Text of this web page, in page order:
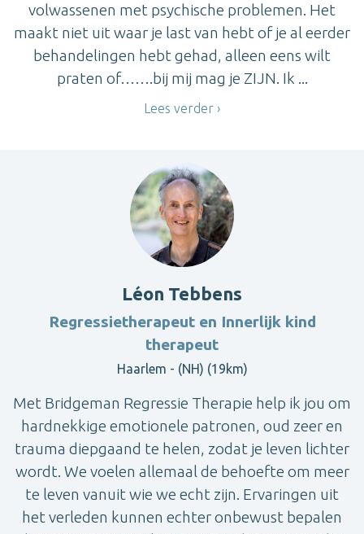
volwassenen met psychische problemen. Het
maakt niet uit waar je last van hebt of je al eerder
behandelingen hebt gehad, alleen eens wilt
praten of…….bij mij mag je ZIJN. Ik ...
Lees verder
Léon Tebbens
Regressietherapeut en Innerlijk kind
therapeut
Haarlem - (NH) (19km)
Met Bridgeman Regressie Therapie help ik jou om
hardnekkige emotionele patronen, oud zeer en
trauma diepgaand te helen, zodat je leven lichter
wordt. We voelen allemaal de behoefte om meer
te leven vanuit wie we echt zijn. Ervaringen uit
het verleden kunnen echter onbewust bepalen